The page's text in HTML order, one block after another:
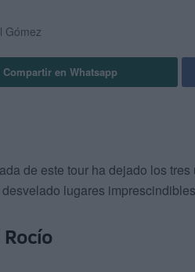
Gómez
Compartir en Whatsapp
de este tour ha dejado los
lugares
Rocío